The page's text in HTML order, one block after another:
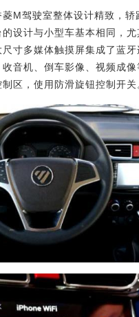
M驾驶室整体设计精致，轿
设计与小型车基本相同，尤
寸多媒体触摸屏集成了蓝牙
音机、倒车影像、视频成像
区，使用防滑旋钮控制开关